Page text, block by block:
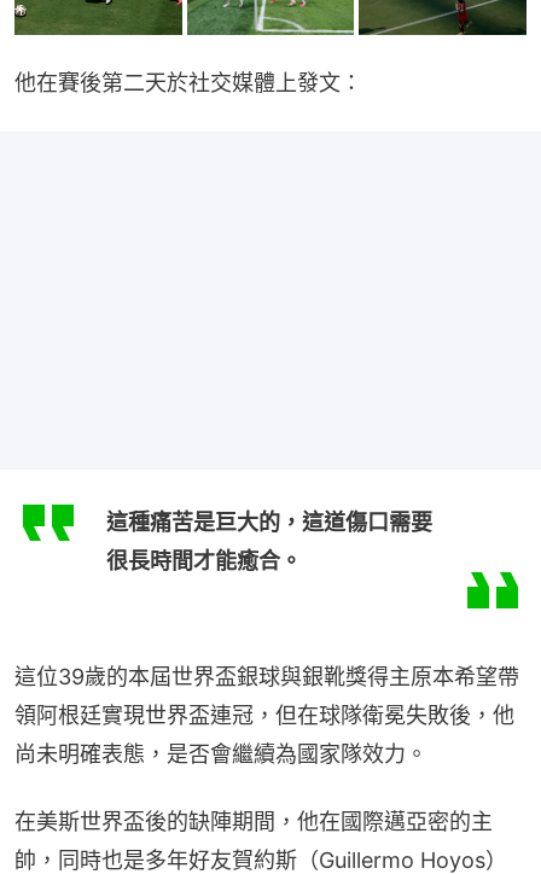
他在賽後第二天於社交媒體上發文：
這種痛苦是巨大的，這道傷口需要
很長時間才能癒合。
這位39歲的本屆世界盃銀球與銀靴獎得主原本希望帶
領阿根廷實現世界盃連冠，但在球隊衛冕失敗後，他
尚未明確表態，是否會繼續為國家隊效力。
在美斯世界盃後的缺陣期間，他在國際邁亞密的主
帥，同時也是多年好友賀約斯（Guillermo Hoyos）